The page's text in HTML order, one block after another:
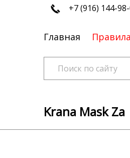
+7 (916) 144-
Главная
Krana Mask Za